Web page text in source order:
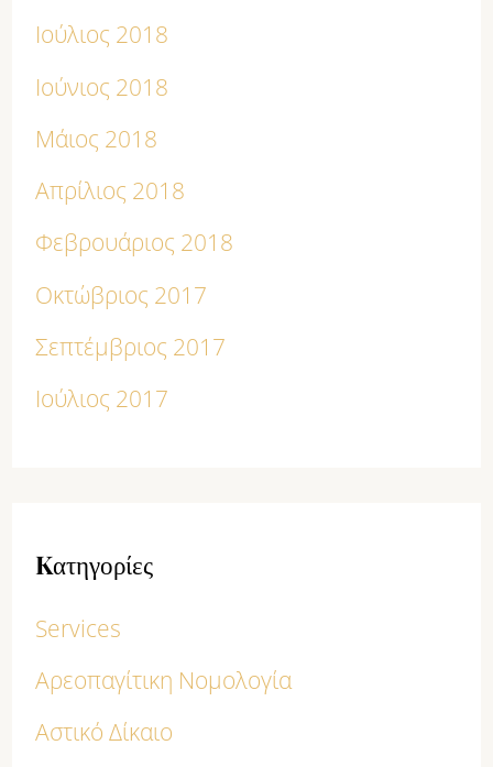
Ιούλιος 2018
Ιούνιος 2018
Μάιος 2018
Απρίλιος 2018
Φεβρουάριος 2018
Οκτώβριος 2017
Σεπτέμβριος 2017
Ιούλιος 2017
Kατηγορίες
Services
Αρεοπαγίτικη Νομολογία
Αστικό Δίκαιο